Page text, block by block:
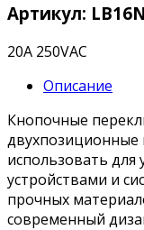
Артикул:
20А 250VAC
Описание
Кнопочные
использовать
устройствами и
прочных
современный